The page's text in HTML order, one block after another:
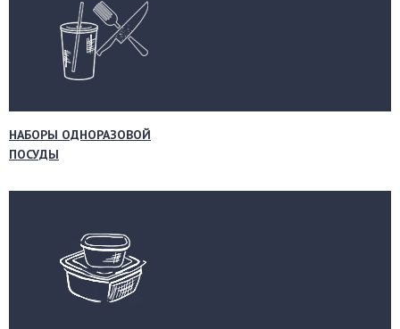
НАБОРЫ ОДНОРАЗОВОЙ
ПОСУДЫ